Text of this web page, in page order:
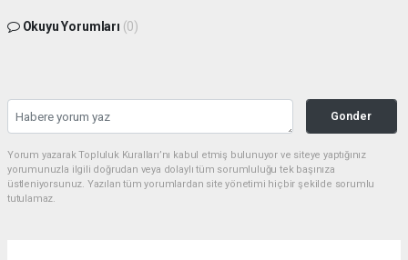
Okuyu Yorumları (0)
Gonder
Yorum yazarak Topluluk Kuralları’nı kabul etmiş bulunuyor ve siteye yaptığınız
yorumunuzla ilgili doğrudan veya dolaylı tüm sorumluluğu tek başınıza
üstleniyorsunuz. Yazılan tüm yorumlardan site yönetimi hiçbir şekilde sorumlu
tutulamaz.